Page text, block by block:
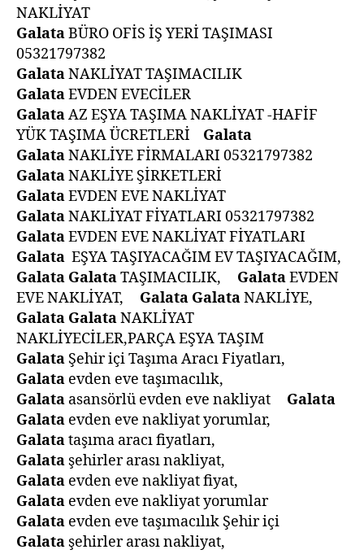
NAKLİYAT
GalataBÜRO OFİS İŞ YERİ TAŞIMASI
05321797382
GalataNAKLİYAT TAŞIMACILIK
GalataEVDEN EVECİLER
GalataAZ EŞYA TAŞIMA NAKLİYAT -HAFİF
YÜK TAŞIMA ÜCRETLERİ Galata
GalataNAKLİYE FİRMALARI 05321797382
GalataNAKLİYE ŞİRKETLERİ
GalataEVDEN EVE NAKLİYAT
GalataNAKLİYAT FİYATLARI 05321797382
GalataEVDEN EVE NAKLİYAT FİYATLARI
Galata EŞYA TAŞIYACAĞIM EV TAŞIYACAĞIM,
Galata GalataTAŞIMACILIK, GalataEVDEN
EVE NAKLİYAT, Galata GalataNAKLİYE,
Galata GalataNAKLİYAT
NAKLİYECİLER,PARÇA EŞYA TAŞIM
Galata Şehir içi Taşıma Aracı Fiyatları,
Galata evden eve taşımacılık,
Galata asansörlü evden eve nakliyat Galata
Galata evden eve nakliyat yorumlar,
Galatataşıma aracı fiyatları,
Galata şehirler arası nakliyat,
Galata evden eve nakliyat fiyat,
Galata evden eve nakliyat yorumlar
Galata evden eve taşımacılık Şehir içi
Galata şehirler arası nakliyat,